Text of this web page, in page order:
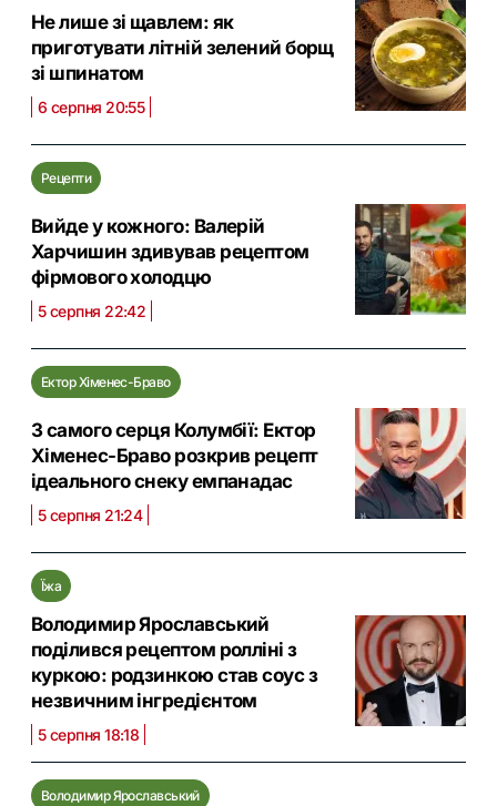
Не лише зі щавлем: як
приготувати літній зелений борщ
зі шпинатом
6 серпня 20:55
Рецепти
Вийде у кожного: Валерій
Харчишин здивував рецептом
фірмового холодцю
5 серпня 22:42
Ектор Хіменес-Браво
З самого серця Колумбії: Ектор
Хіменес-Браво розкрив рецепт
ідеального снеку емпанадас
5 серпня 21:24
Їжа
Володимир Ярославський
поділився рецептом ролліні з
куркою: родзинкою став соус з
незвичним інгредієнтом
5 серпня 18:18
Володимир Ярославський